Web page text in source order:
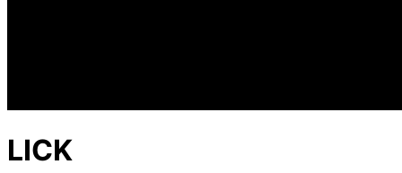
LICK